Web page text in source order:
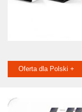
Oferta dla Polski +